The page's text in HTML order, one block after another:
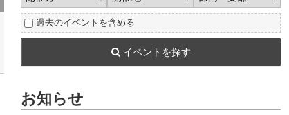
過去のイベントを含める
イベントを探す
お知らせ